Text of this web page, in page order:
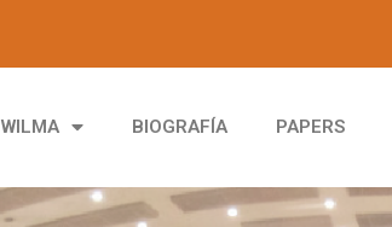
WILMA BIOGRAFÍA PAPERS